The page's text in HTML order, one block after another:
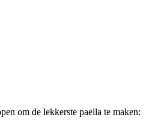
om de lekkerste paella te maken: